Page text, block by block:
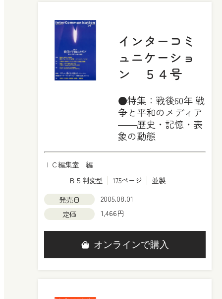
インターコミ
ュニケーショ
ン ５４号
●特集：戦後60年 戦
争と平和のメディア
――歴史・記憶・表
象の動態
ＩＣ編集室 編
Ｂ５判変型
175ページ
並製
発売日
2005.08.01
定価
1,466円
オンラインで購入